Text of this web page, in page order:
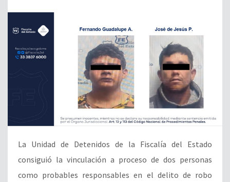
La Unidad de Detenidos de la Fiscalía del Estado
consiguió la vinculación a proceso de dos personas
como probables responsables en el delito de robo